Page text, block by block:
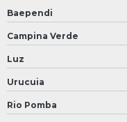
Baependi
Campina Verde
Luz
Urucuia
Rio Pomba